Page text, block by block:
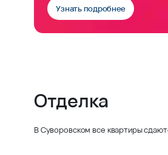
Узнать подробнее
Отделка
В Суворовском все квартиры